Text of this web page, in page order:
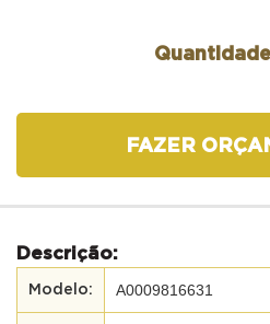
FAZER
Descrição:
A0009816631